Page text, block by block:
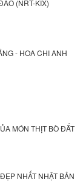
(NRT-KIX)
- HOA CHI ANH
MÓN THỊT BÒ ĐẮT
NHẤT NHẬT BẢN